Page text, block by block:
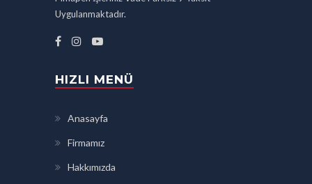
Uygulanmaktadır.
HIZLI MENÜ
Anasayfa
Firmamız
Hakkımızda